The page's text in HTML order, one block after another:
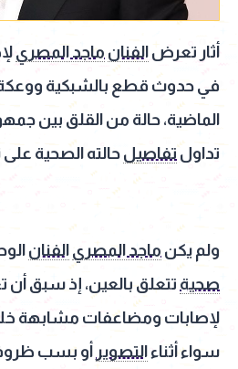
أثار تعرض الفنان ماجد المصري
في حدوث قطع بالشبكية
الماضية، حالة من القلق بين
تداولتفاصيل حالته الصحية
ولم يكن ماجد المصري الفنان
صحية تتعلق بالعين، إذ سبق
لإصابات ومضاعفات مشابهة
سواء أثناء التصوير أو بسب